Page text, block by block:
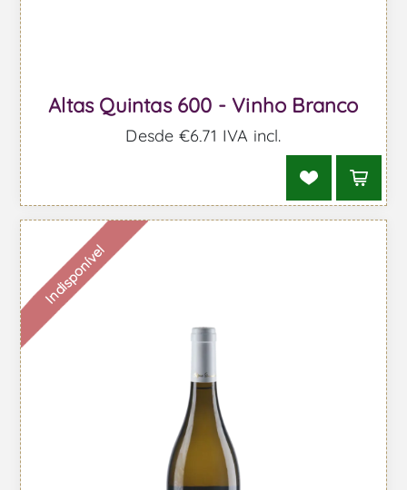
Altas Quintas 600 - Vinho Branco
Desde €6,71 IVA incl.
Indisponível